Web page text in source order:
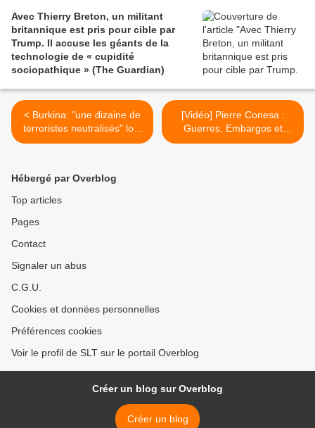
Avec Thierry Breton, un militant
britannique est pris pour cible par
Trump. Il accuse les géants de la
technologie de « cupidité
sociopathique » (The Guardian)
< Burkina: "une dizaine de
terroristes neutralisés" lors
de l'intervention française
[Vidéo] Pierre Conesa :
Guerres, Embargos et
Propagandes (Thinkerview)
Hébergé par Overblog
Top articles
Pages
Contact
Signaler un abus
C.G.U.
Cookies et données personnelles
Préférences cookies
Voir le profil de SLT sur le portail Overblog
Créer un blog sur Overblog
Créer un blog